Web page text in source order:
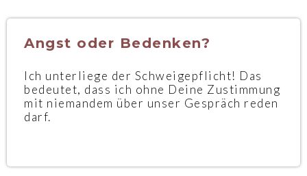
Angst oder Bedenken?
Ich unterliege der Schweigepflicht! Das
bedeutet, dass ich ohne Deine Zustimmung
mit niemandem über unser Gespräch reden
darf.